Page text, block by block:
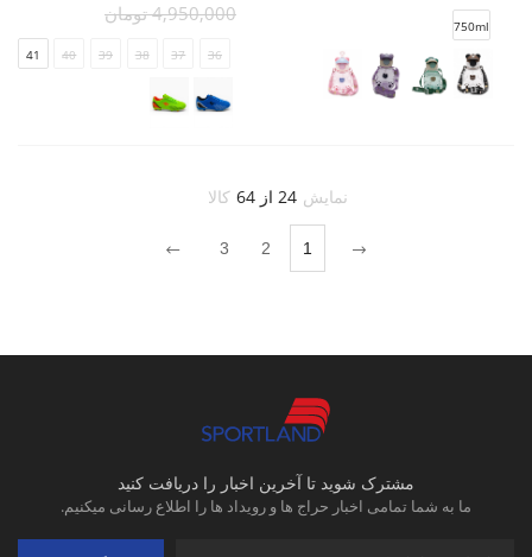
750ml
4,950,000 تومان
36
37
38
39
40
41
نمایش 24 از 64 کالا
1
2
3
مشترک شوید تا آخرین اخبار را دریافت کنید
ما به شما تمامی اخبار حراج ها و رویداد ها را اطلاع رسانی میکنیم.